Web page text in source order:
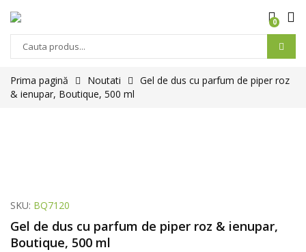
0
Prima pagină Noutati
Gel de dus cu parfum de piper roz
& ienupar, Boutique, 500 ml
SKU: BQ7120
Gel de dus cu parfum de piper roz & ienupar,
Boutique, 500 ml